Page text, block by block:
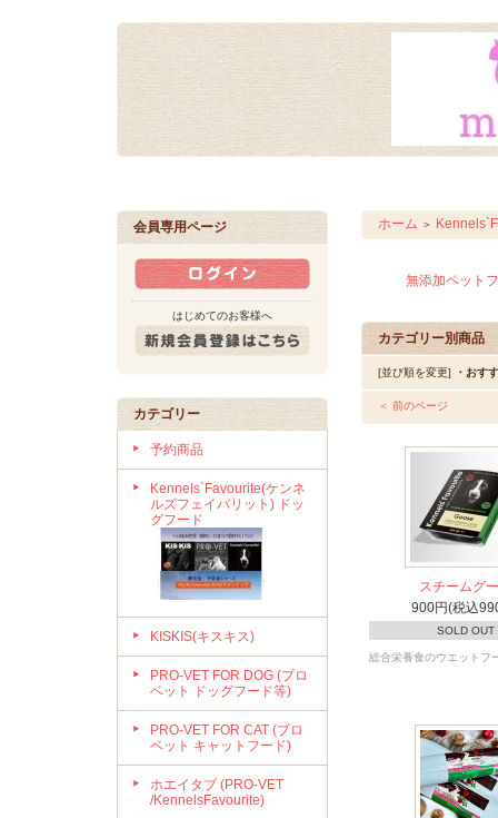
会員専用ページ
はじめてのお客様へ
カテゴリー
予約商品
Kennels`Favourite(ケンネ
ルズフェイバリット) ドッ
グフード
KISKIS(キスキス)
PRO-VET FOR DOG (プロ
ベット ドッグフード等)
PRO-VET FOR CAT (プロ
ベット キャットフード)
ホエイタブ (PRO-VET
/KennelsFavourite)
ホーム ＞
無添加ペット
カテゴリー別商品
[並び順を変更] ・おす
＜ 前のページ
スチームグ
900円(税込
SOLD OUT
総合栄養食のウエットフ